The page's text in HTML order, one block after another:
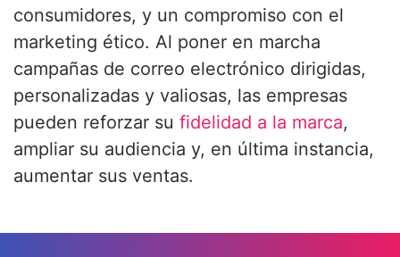
consumidores, y un compromiso con el
marketing ético. Al poner en marcha
campañas de correo electrónico dirigidas,
personalizadas y valiosas, las empresas
pueden reforzar su fidelidad a la marca,
ampliar su audiencia y, en última instancia,
aumentar sus ventas.